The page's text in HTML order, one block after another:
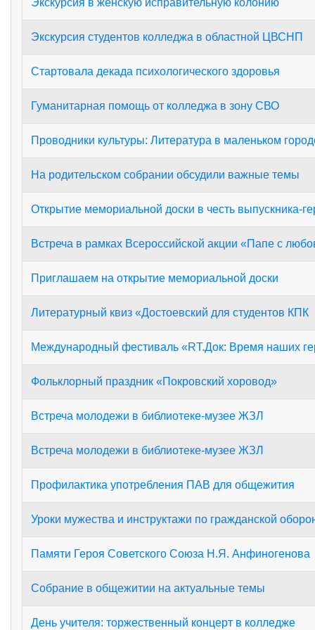
Экскурсия в женскую исправительную колонию
Экскурсия студентов колледжа в областной ЦВСНП
Стартовала декада психологического здоровья
Гуманитарная помощь от колледжа в зону СВО
Проводники культуры: Литература в маленьком
На родительском собрании обсудили важные темы
Открытие мемориальной доски в честь выпускника-
Встреча в рамках Всероссийской акции «Папе с
Приглашаем на открытие мемориальной доски
Литературный квиз «Достоевский для студентов КПК
Международный фестиваль «RT.Док: Время наших
Фольклорный праздник «Покровский хоровод»
Встреча молодежи в библиотеке-музее ЖЗЛ
Встреча молодежи в библиотеке-музее ЖЗЛ
Профилактика употребления ПАВ для общежития
Уроки мужества и инструктажи по гражданской
Памяти Героя Советского Союза Н.Я. Анфиногенова
Собрание в общежитии на актуальные темы
День учителя: торжественный концерт в колледже